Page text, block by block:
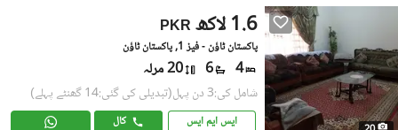
PKR 1.6 لاکھ
پاکستان ٹاؤن - فیز 1, پاکستان ٹاؤن
4
6 20 مرلہ
شامل کی:3 دن پہل (تبدیلی کی گئی:14 گھنٹے پہلے)
ایس ایم ایس کال